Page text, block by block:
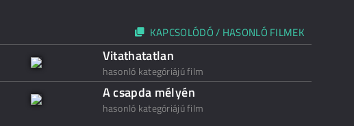
KAPCSOLÓDÓ / HASONLÓ FILMEK
Vitathatatlan
hasonló kategóriájú film
A csapda mélyén
hasonló kategóriájú film